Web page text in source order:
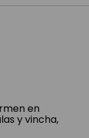
en
y vincha,